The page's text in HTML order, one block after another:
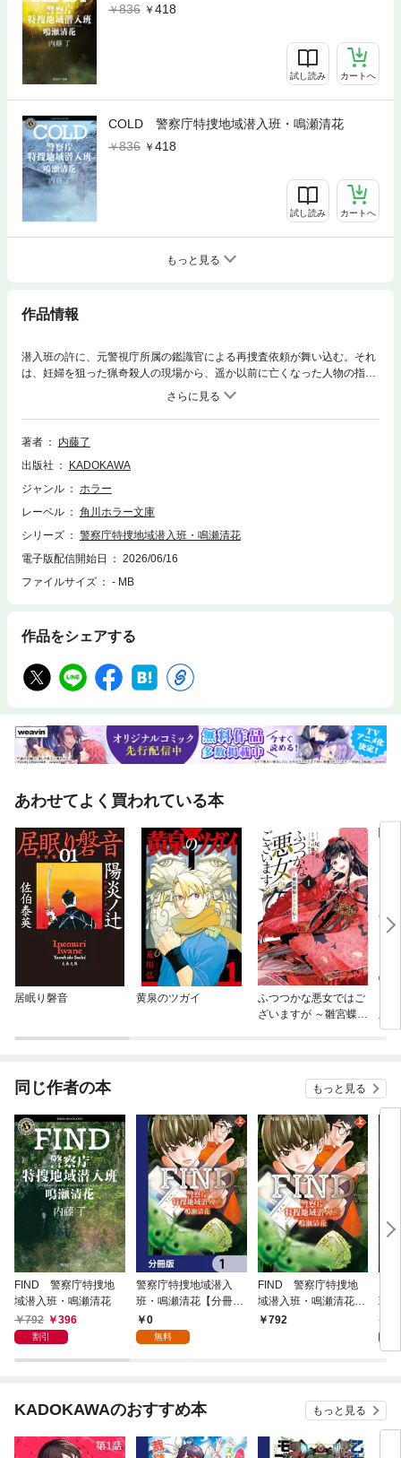
836
418
試し読み カートへ
COLD 警察庁特捜地域潜入班・鳴瀬清花
836
418
試し読み カートへ
もっと見る
作品情報
潜入班の許に、元警視庁所属の鑑識官による再捜査依頼が舞い込む。それ
は、妊婦を狙った猟奇殺人の現場から、遥か以前に亡くなった人物の指紋
が見つかった未解決事件だった。鑑識による重大なミスとして片付けられ
た、不可解な指紋の混入事案……それと同じ現象が、捜査中の中学生男児
死亡事案の現場で発生したという。「殺人事件の被害者が、次の殺人現場
に指紋を残す」――あまりに奇妙な法則を持った怪事件。死者の指紋が意
清花はネット上で行われているある「ゲーム」の存在を知ることに……
著者
内藤了
出版社
KADOKAWA
ジャンル
ホラー
レーベル
角川ホラー文庫
シリーズ
警察庁特捜地域潜入班・鳴瀬清花
電子版配信開始日
2026/06/16
ファイルサイズ
- MB
作品をシェアする
あわせてよく買われている本
居眠り磐音 黄泉のツガイ
ふつつかな悪女ではご
ざいますが ～雛宮蝶鼠
版
同じ作者の本 もっと見る
FIND 警察庁特捜地
域潜入班・鳴瀬清花
792
396
割引
警察庁特捜地域潜入
班・鳴瀬清花【分冊
版】 1
0
無料
FIND 警察庁特捜地
域潜入班・鳴瀬清花
上792
班
KADOKAWAのおすすめ本 もっと見る